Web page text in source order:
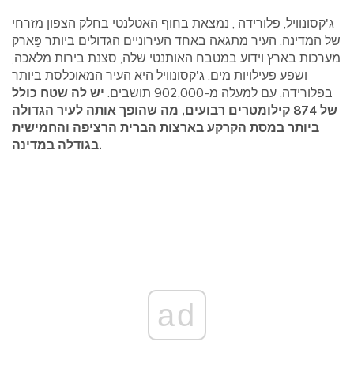
ג'קסונוויל, פלורידה , נמצאת בחוף האטלנטי בחלק הצפון מזרחי
של המדינה. העיר מתגאה באחד העירוניים הגדולים ביותר פָּארק
מערכות בארץ וידוע במטבח האותנטי שלה, סצנת בירות מלאכה,
ושפע פעילויות מים. ג'קסונוויל היא העיר המאוכלסת ביותר
בפלורידה, עם למעלה מ-902,000 תושבים.
יש לה שטח כולל
של 874 קילומטרים רבועים, מה שהופך אותה לעיר הגדולה
ביותר במסת הקרקע בארצות הברית הרציפה והחמישית
בגודלה במדינה.
ad